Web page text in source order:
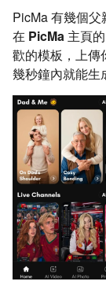
PicMa 有幾個
在 PicMa 主頁的
歡的模板，上傳
幾秒鐘內就能生